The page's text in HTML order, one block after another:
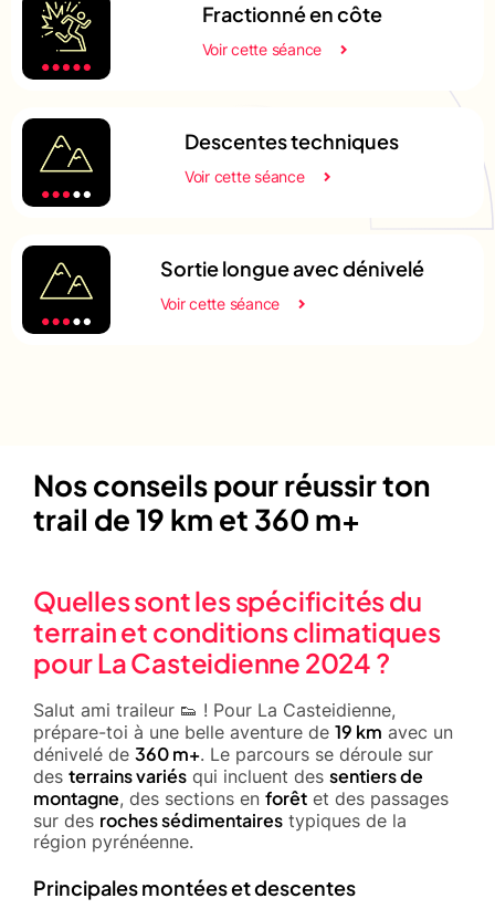
Fractionné en côte
Voir cette séance
Descentes techniques
Voir cette séance
Sortie longue avec dénivelé
Voir cette séance
Nos conseils pour réussir ton
trail de 19 km et 360 m+
Quelles sont les spécificités du
terrain et conditions climatiques
pour La Casteidienne 2024 ?
Salut ami traileur 👟 ! Pour La Casteidienne,
prépare-toi à une belle aventure de 19 km avec un
dénivelé de 360 m+. Le parcours se déroule sur
des terrains variés qui incluent des sentiers de
montagne, des sections en forêt et des passages
sur des roches sédimentaires typiques de la
région pyrénéenne.
Principales montées et descentes